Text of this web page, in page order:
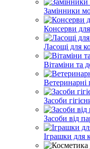
Замінники
Консерви для
Ласощі для
Вітаміни та
Ветеринарні
Засоби
Засоби від
Іграшки для